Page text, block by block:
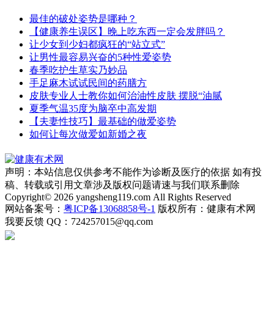
最佳的破处姿势是哪种？
【健康养生误区】晚上吃东西一定会发胖吗？
让少女到少妇都疯狂的“站立式”
让男性最容易兴奋的5种性爱姿势
春季吃护生草实乃妙品
手足麻木试试民间的药膳方
皮肤专业人士教你如何治油性皮肤 摆脱“油腻
夏季气温35度为脑卒中高发期
【夫妻性技巧】最基础的做爱姿势
如何让每次做爱如新婚之夜
声明：本站信息仅供参考不能作为诊断及医疗的依据 如有投
稿、转载或引用文章涉及版权问题请速与我们联系删除
Copyright© 2026 yangsheng119.com All Rights Reserved
网站备案号： 粤ICP备13068858号-1 版权所有：健康有术网
我要反馈 QQ：724257015@qq.com